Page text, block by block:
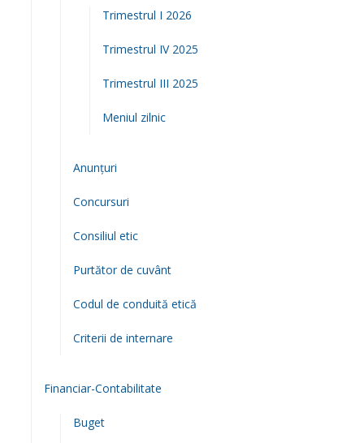
Trimestrul I 2026
Trimestrul IV 2025
Trimestrul III 2025
Meniul zilnic
Anunțuri
Concursuri
Consiliul etic
Purtător de cuvânt
Codul de conduită etică
Criterii de internare
Financiar-Contabilitate
Buget